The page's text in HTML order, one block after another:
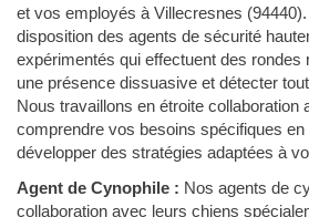
et vos employés à Villecresnes
disposition des agents de sécurité
expérimentés qui effectuent des rondes
une présence dissuasive et détecter
Nous travaillons en étroite collaboration
comprendre vos besoins spécifiques
développer des stratégies adaptées à
Agent de Cynophile : Nos agents de
collaboration avec leurs chiens